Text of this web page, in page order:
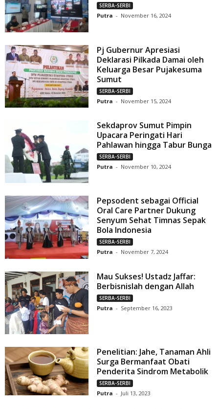
SERBA-SERBI
Putra - November 16, 2024
Pj Gubernur Apresiasi
Deklarasi Pilkada Damai oleh
Keluarga Besar Pujakesuma
Sumut
SERBA-SERBI
Putra - November 15, 2024
Sekdaprov Sumut Pimpin
Upacara Peringati Hari
Pahlawan hingga Tabur Bunga
SERBA-SERBI
Putra - November 10, 2024
Pepsodent sebagai Official
Oral Care Partner Dukung
Senyum Sehat Timnas Sepak
Bola Indonesia
SERBA-SERBI
Putra - November 7, 2024
Mau Sukses! Ustadz Jaffar:
Berbisnislah dengan Allah
SERBA-SERBI
Putra - September 16, 2023
Penelitian: Jahe, Tanaman Ahli
Surga Bermanfaat Obati
Penderita Sindrom Metabolik
SERBA-SERBI
Putra - Juli 13, 2023